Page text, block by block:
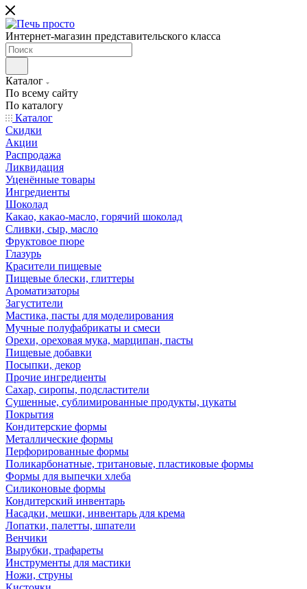
Интернет-магазин представительского класса
Каталог
По всему сайту
По каталогу
Каталог
Скидки
Акции
Распродажа
Ликвидация
Уценённые товары
Ингредиенты
Шоколад
Какао, какао-масло, горячий шоколад
Сливки, сыр, масло
Фруктовое пюре
Глазурь
Красители пищевые
Пищевые блески, глиттеры
Ароматизаторы
Загустители
Мастика, пасты для моделирования
Мучные полуфабрикаты и смеси
Орехи, ореховая мука, марципан, пасты
Пищевые добавки
Посыпки, декор
Прочие ингредиенты
Сахар, сиропы, подсластители
Сушенные, сублимированные продукты, цукаты
Покрытия
Кондитерские формы
Металлические формы
Перфорированные формы
Поликарбонатные, тритановые, пластиковые формы
Формы для выпечки хлеба
Силиконовые формы
Кондитерский инвентарь
Насадки, мешки, инвентарь для крема
Лопатки, палетты, шпатели
Венчики
Вырубки, трафареты
Инструменты для мастики
Ножи, струны